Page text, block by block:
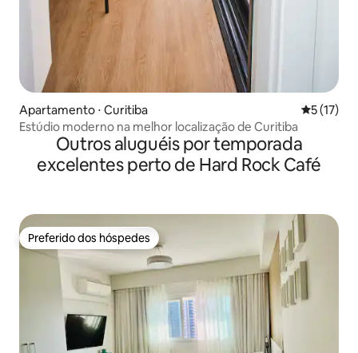
Apartamento ⋅ Curitiba 5 de uma
5 (17)
Estúdio moderno na melhor localização de Curitiba
Outros aluguéis por temporada
excelentes perto de Hard Rock Café
Preferido dos hóspedes
Preferido dos hóspedes